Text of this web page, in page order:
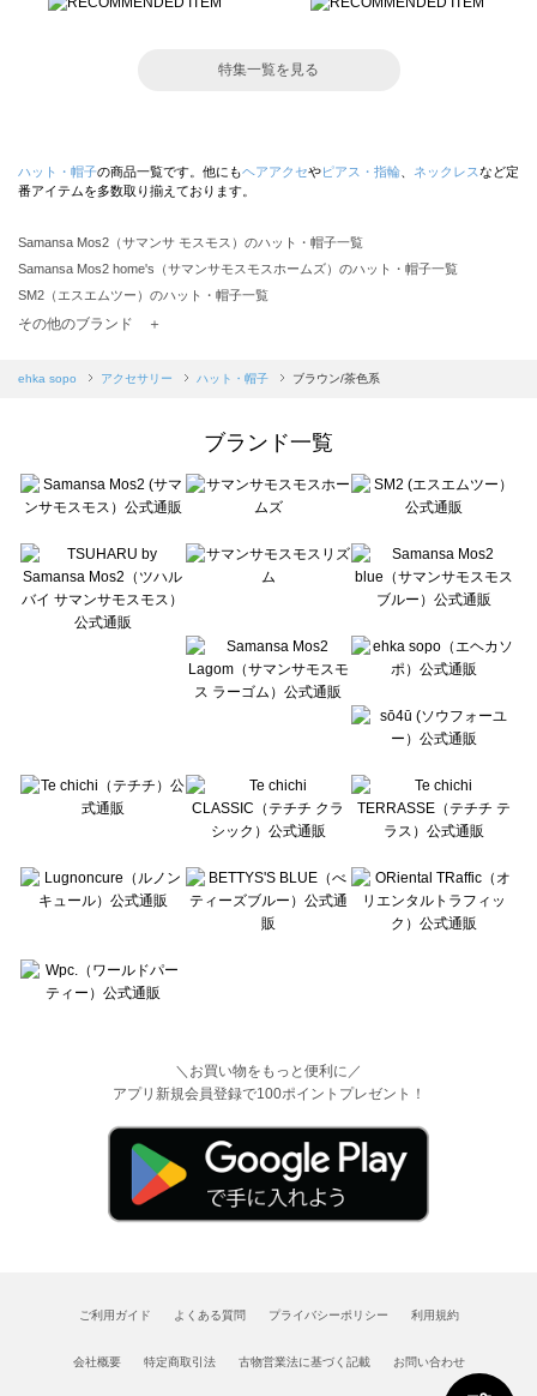
特集一覧を見る
ハット・帽子の商品一覧です。他にもヘアアクセやピアス・指輪 ネックレスなど定
番アイテムを多数取り揃えております。
Samansa Mos2（サマンサ モスモス）のハット・帽子一覧
Samansa Mos2 home's（サマンサモスモスホームズ）のハット・帽子一覧
SM2（エスエムツー）のハット・帽子一覧
TSUHARU by Samansa Mos2（ツハルバイサマンサモスモス）のハット・帽子一覧
Samansa Mos2 blue（サマンサモスモス ブルー）のハット・帽子一覧
sō4ū（ソウフォーユー）のハット・帽子一覧
Te chichi（テチチ）のハット・帽子一覧
Te chichi CLASSIC（テチチ クラシック）のハット・帽子一覧
Lugnoncure（ルノンキュール）のハット・帽子一覧
BETTY'S BLUE（べティーズブルー）のハット・帽子一覧
Wpc.（ワールドパーティー）のハット・帽子一覧
その他のブランド ＋
ehka sopo アクセサリー ハット・帽子 ブラウン/茶色系
ブランド一覧
＼お買い物をもっと便利に／
アプリ新規会員登録で100ポイントプレゼント！
ご利用ガイド よくある質問 プライバシーポリシー 利用規約
会社概要 特定商取引法 古物営業法に基づく記載 お問い合わせ